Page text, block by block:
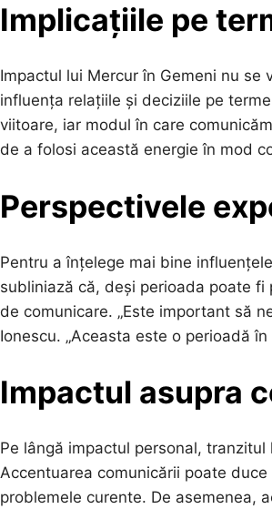
Implicațiile pe
Impactul lui Mercur în Gemeni nu
influența relațiile și deciziile pe
viitoare, iar modul în care
de a folosi această energie în mod
Perspectivele
Pentru a înțelege mai bine
subliniază că, deși perioada poate
de comunicare. „Este important să
Ionescu. „Aceasta este o perioadă
Impactul asupra
Pe lângă impactul personal,
Accentuarea comunicării poate
problemele curente. De asemenea,